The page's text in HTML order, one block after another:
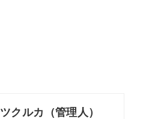
ツクルカ（管理人）